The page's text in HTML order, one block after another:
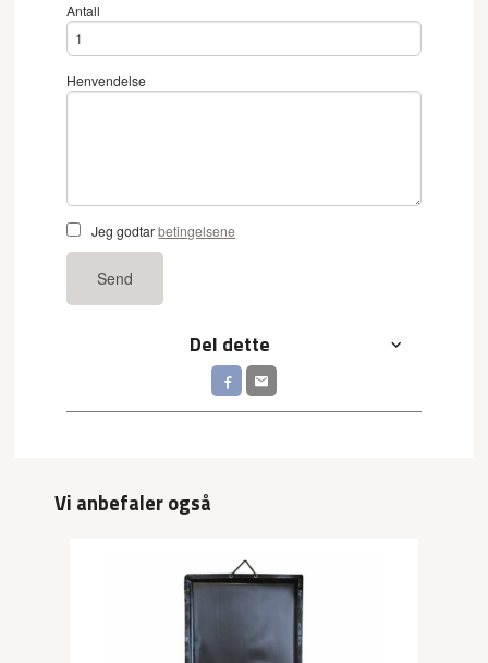
Antall
Henvendelse
Jeg godtarbetingelsene
Send
Del dette
Vi anbefaler også